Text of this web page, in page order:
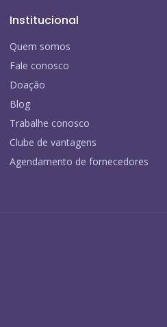
Institucional
Quem somos
Fale conosco
Doação
Blog
Trabalhe conosco
Clube de vantagens
Agendamento de fornecedores